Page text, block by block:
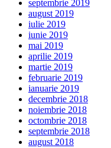
septembrie 2019
august 2019
iulie 2019
iunie 2019
mai 2019
aprilie 2019
martie 2019
februarie 2019
ianuarie 2019
decembrie 2018
noiembrie 2018
octombrie 2018
septembrie 2018
august 2018